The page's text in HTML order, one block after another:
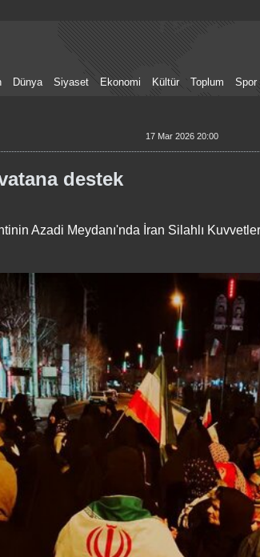
Dünya Siyaset Ekonomi Kültür Toplum Spor
17 Mar 2026 20:00
destek
Azadi Meydanı'nda İran Silahlı